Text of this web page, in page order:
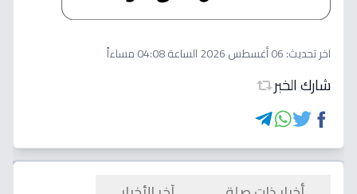
اخر تحديث:06 أغسطس 2026 الساعة 04:08 مساءاً
شارك الخبر